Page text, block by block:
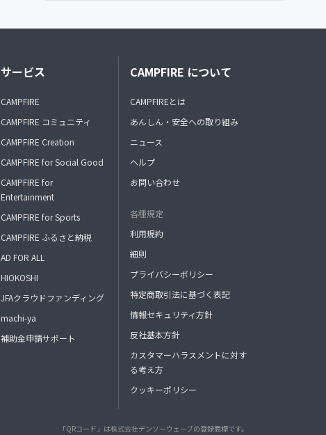
サービス
CAMPFIRE
CAMPFIRE コミュニティ
CAMPFIRE Creation
CAMPFIRE for Social Good
CAMPFIRE for
Entertainment
CAMPFIRE for Sports
CAMPFIRE ふるさと納税
AD FOR ALL
HIOKOSHI
JFAクラウドファンディング
machi-ya
補助金申請サポート
CAMPFIRE について
CAMPFIREとは
あんしん・安全への取り組み
ニュース
ヘルプ
お問い合わせ
各種規定
利用規約
細則
プライバシーポリシー
特定商取引法に基づく表記
情報セキュリティ方針
反社基本方針
カスタマーハラスメントに対す
る考え方
クッキーポリシー
「QRコード」は株式会社デンソーウェーブの登録商標です。